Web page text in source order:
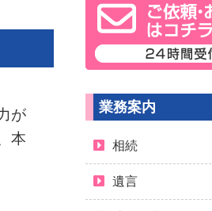
が
本
業務案内
相続
遺言